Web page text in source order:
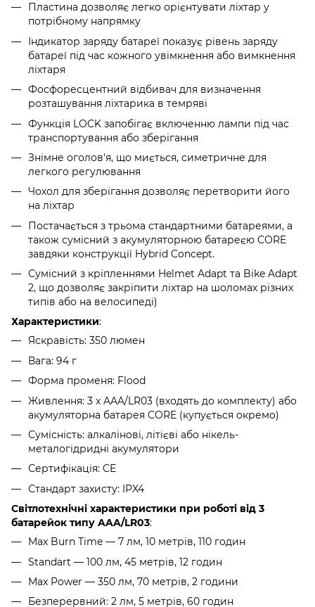
Пластина дозволяє легко орієнтувати ліхтар у
потрібному напрямку
Індикатор заряду батареї показує рівень заряду
батареї під час кожного увімкнення або вимкнення
ліхтаря
Фосфоресцентний відбивач для визначення
розташування ліхтарика в темряві
Функція LOCK запобігає включенню лампи під час
транспортування або зберігання
Знімне оголов'я, що миється, симетричне для
легкого регулювання
Чохол для зберігання дозволяє перетворити його
на ліхтар
Постачається з трьома стандартними батареями, а
також сумісний з акумуляторною батареєю CORE
завдяки конструкції Hybrid Concept.
Сумісний з кріпленнями Helmet Adapt та Bike Adapt
2, що дозволяє закріпити ліхтар на шоломах різних
типів або на велосипеді)
Характеристики:
Яскравість: 350 люмен
Вага: 94 г
Форма променя: Flood
Живлення: 3 x AAA/LR03 (входять до комплекту) або
акумуляторна батарея CORE (купується окремо)
Сумісність: алкалінові, літієві або нікель-
металогідридні акумулятори
Сертифікація: CE
Стандарт захисту: IPX4
Світлотехнічні характеристики при роботі від 3
батарейок типу AAA/LR03:
Max Burn Time — 7 лм, 10 метрів, 110 годин
Standart — 100 лм, 45 метрів, 12 годин
Max Power — 350 лм, 70 метрів, 2 години
Безперервний: 2 лм, 5 метрів, 60 годин